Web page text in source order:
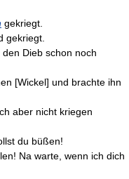
gekriegt.
gekriegt.
den Dieb schon noch
[Wickel] und brachte ihn
aber nicht kriegen
du büßen!
Na warte, wenn ich dich